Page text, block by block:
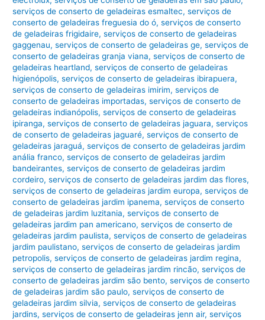
serviços de conserto de geladeiras esmaltec,serviços de
conserto de geladeiras freguesia do ó,serviços de conserto
de geladeiras frigidaire,serviços de conserto de geladeiras
gaggenau,serviços de conserto de geladeiras ge,serviços de
conserto de geladeiras granja viana,serviços de conserto de
geladeiras heartland,serviços de conserto de geladeiras
higienópolis,serviços de conserto de geladeiras ibirapuera,
serviços de conserto de geladeiras imirim,serviços de
conserto de geladeiras importadas,serviços de conserto de
geladeiras indianópolis,serviços de conserto de geladeiras
ipiranga,serviços de conserto de geladeiras jaguara,serviços
de conserto de geladeiras jaguaré,serviços de conserto de
geladeiras jaraguá,serviços de conserto de geladeiras jardim
anália franco,serviços de conserto de geladeiras jardim
bandeirantes,serviços de conserto de geladeiras jardim
cordeiro,serviços de conserto de geladeiras jardim das flores,
serviços de conserto de geladeiras jardim europa,serviços de
conserto de geladeiras jardim ipanema,serviços de conserto
de geladeiras jardim luzitania,serviços de conserto de
geladeiras jardim pan americano,serviços de conserto de
geladeiras jardim paulista,serviços de conserto de geladeiras
jardim paulistano,serviços de conserto de geladeiras jardim
petropolis,serviços de conserto de geladeiras jardim regina,
serviços de conserto de geladeiras jardim rincão,serviços de
conserto de geladeiras jardim são bento,serviços de conserto
de geladeiras jardim são paulo,serviços de conserto de
geladeiras jardim silvia,serviços de conserto de geladeiras
jardins,serviços de conserto de geladeiras jenn air,serviços